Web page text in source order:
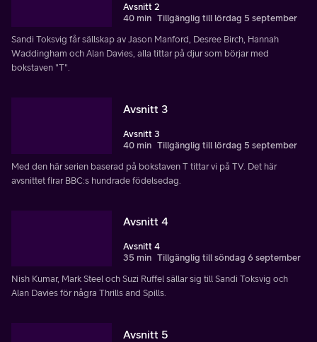
Avsnitt 2
40 min Tillgänglig till lördag 5 september
Sandi Toksvig får sällskap av Jason Manford, Desree Birch, Hannah
Waddingham och Alan Davies, alla tittar på djur som börjar med
bokstaven "T".
Avsnitt 3
Avsnitt 3
40 min Tillgänglig till lördag 5 september
Med den här serien baserad på bokstaven T tittar vi på TV. Det här
avsnittet firar BBC:s hundrade födelsedag.
Avsnitt 4
Avsnitt 4
35 min Tillgänglig till söndag 6 september
Nish Kumar, Mark Steel och Suzi Ruffel sällar sig till Sandi Toksvig och
Alan Davies för några Thrills and Spills.
Avsnitt 5